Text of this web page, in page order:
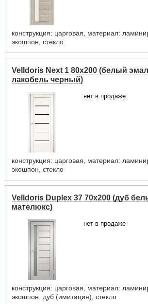
конструкция: царговая, материал:
экошпон, стекло
Velldoris Next 1 80x200 (белый
лакобель черный)
нет в продаже
конструкция: царговая, материал:
экошпон, стекло
Velldoris Duplex 37 70x200 (дуб
мателюкс)
нет в продаже
конструкция: царговая, материал:
экошпон: дуб (имитация), стекло